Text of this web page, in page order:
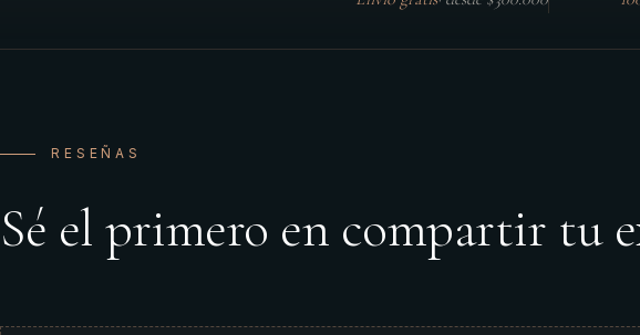
RESEÑAS
Sé el primero en compartir tu